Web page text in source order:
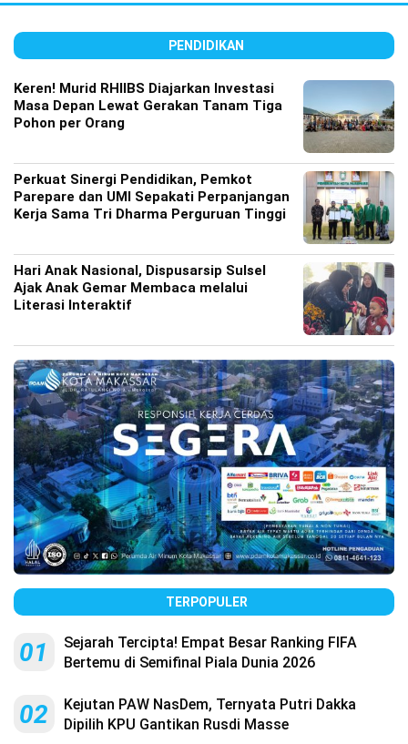
PENDIDIKAN
Keren! Murid RHIIBS Diajarkan Investasi
Masa Depan Lewat Gerakan Tanam Tiga
Pohon per Orang
Perkuat Sinergi Pendidikan, Pemkot
Parepare dan UMI Sepakati Perpanjangan
Kerja Sama Tri Dharma Perguruan Tinggi
Hari Anak Nasional, Dispusarsip Sulsel
Ajak Anak Gemar Membaca melalui
Literasi Interaktif
TERPOPULER
01
Sejarah Tercipta! Empat Besar Ranking FIFA
Bertemu di Semifinal Piala Dunia 2026
02
Kejutan PAW NasDem, Ternyata Putri Dakka
Dipilih KPU Gantikan Rusdi Masse